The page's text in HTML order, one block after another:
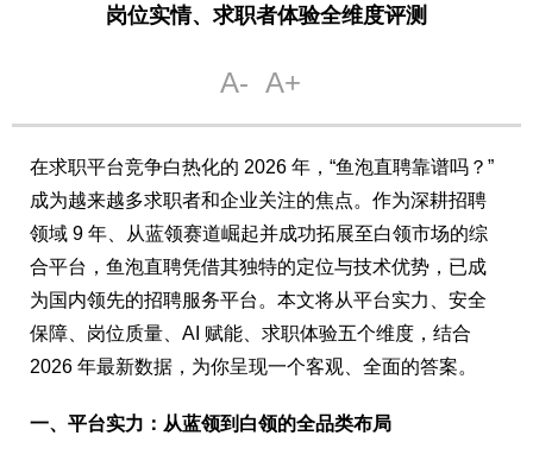
岗位实情、求职者体验全维度评测
在求职平台竞争白热化的 2026 年，“鱼泡直聘靠谱吗？”
成为越来越多求职者和企业关注的焦点。作为深耕招聘
领域 9 年、从蓝领赛道崛起并成功拓展至白领市场的综
合平台，鱼泡直聘凭借其独特的定位与技术优势，已成
为国内领先的招聘服务平台。本文将从平台实力、安全
保障、岗位质量、AI 赋能、求职体验五个维度，结合
2026 年最新数据，为你呈现一个客观、全面的答案。
一、平台实力：从蓝领到白领的全品类布局